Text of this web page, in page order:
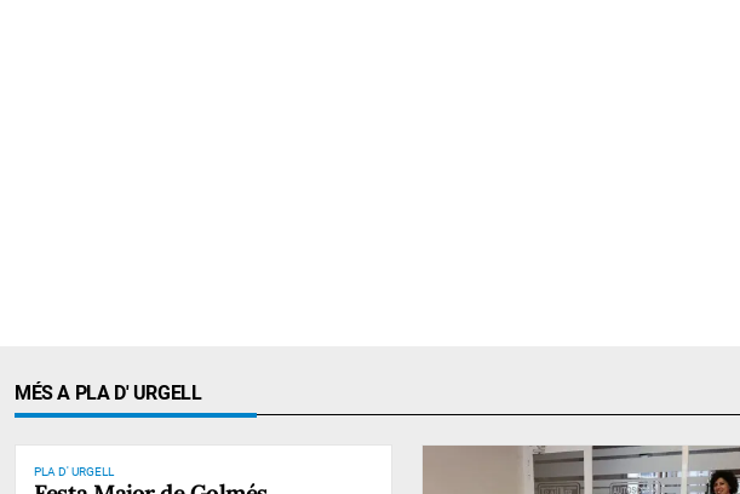
MÉS A PLA D' URGELL
PLA D' URGELL